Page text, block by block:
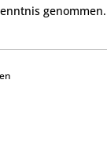
genommen.